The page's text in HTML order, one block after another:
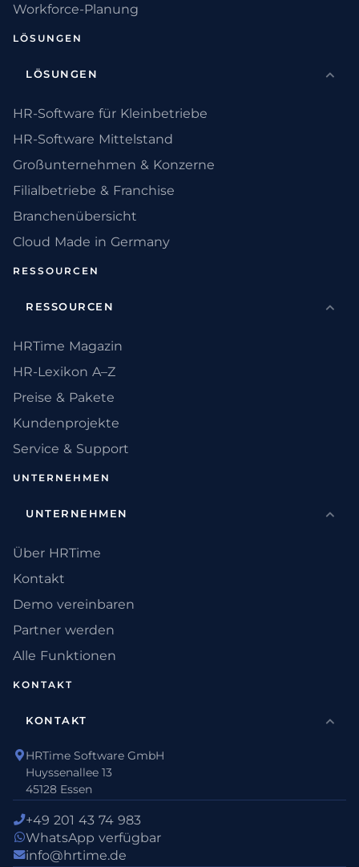
Workforce-Planung
LÖSUNGEN
LÖSUNGEN
HR-Software für Kleinbetriebe
HR-Software Mittelstand
Großunternehmen & Konzerne
Filialbetriebe & Franchise
Branchenübersicht
Cloud Made in Germany
RESSOURCEN
RESSOURCEN
HRTime Magazin
HR-Lexikon A–Z
Preise & Pakete
Kundenprojekte
Service & Support
UNTERNEHMEN
UNTERNEHMEN
Über HRTime
Kontakt
Demo vereinbaren
Partner werden
Alle Funktionen
KONTAKT
KONTAKT
HRTime Software GmbH
Huyssenallee 13
45128 Essen
+49 201 43 74 983
WhatsApp verfügbar
info@hrtime.de